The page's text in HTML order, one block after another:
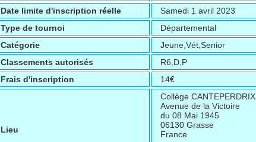
Date limite d'inscription réelle
Samedi 1 avril 2023
Type de tournoi
Départemental
Catégorie
Jeune,Vét,Senior
Classements autorisés
R6,D,P
Frais d'inscription
14€
Lieu
Collège CANTEPERDRIX
Avenue de la Victoire
du 08 Mai 1945
06130 Grasse
France